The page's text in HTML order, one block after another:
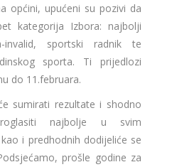
općini, upućeni su pozivi da
kategorija Izbora: najbolji
invalid, sportski radnik te
sporta. Ti prijedlozi
do 11.februara.
sumirati rezultate i shodno
najbolje u svim
i predhodnih dodijeliće se
prošle godine za